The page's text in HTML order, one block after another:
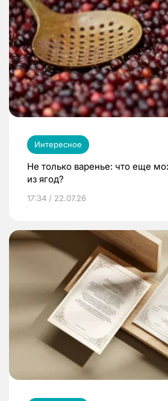
Интересное
Не только варенье: что еще
из ягод?
17:34 / 22.07.26